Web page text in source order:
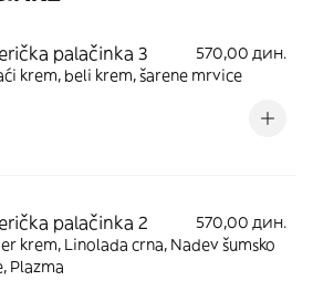
palačinka 3
570,00 дин.
krem, beli krem, šarene mrvice
palačinka 2
570,00 дин.
krem, Linolada crna, Nadev šumsko
Plazma